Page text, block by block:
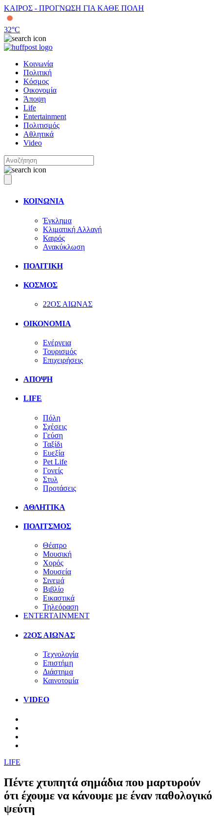
ΚΑΙΡΟΣ - ΠΡΟΓΝΩΣΗ ΓΙΑ ΚΑΘΕ ΠΟΛΗ
32°C
Κοινωνία
Πολιτική
Κόσμος
Οικονομία
Άποψη
Life
Entertainment
Πολιτισμός
Αθλητικά
Video
ΚΟΙΝΩΝΙΑ
Έγκλημα
Κλιματική Αλλαγή
Καιρός
Ανακύκλωση
ΠΟΛΙΤΙΚΗ
ΚΟΣΜΟΣ
22ΟΣ ΑΙΩΝΑΣ
ΟΙΚΟΝΟΜΙΑ
Ενέργεια
Τουρισμός
Επιχειρήσεις
ΑΠΟΨΗ
LIFE
Πόλη
Σχέσεις
Γεύση
Ταξίδι
Ευεξία
Pet Life
Γονείς
Στυλ
Προτάσεις
ΑΘΛΗΤΙΚΑ
ΠΟΛΙΤΣΜΟΣ
Θέατρο
Μουσική
Χορός
Μουσεία
Σινεμά
Βιβλίο
Εικαστικά
Τηλεόραση
ENTERTAINMENT
22ΟΣ ΑΙΩΝΑΣ
Τεχνολογία
Επιστήμη
Διάστημα
Καινοτομία
VIDEO
LIFE
Πέντε χτυπητά σημάδια που μαρτυρούν
ότι έχουμε να κάνουμε με έναν παθολογικό
ψεύτη